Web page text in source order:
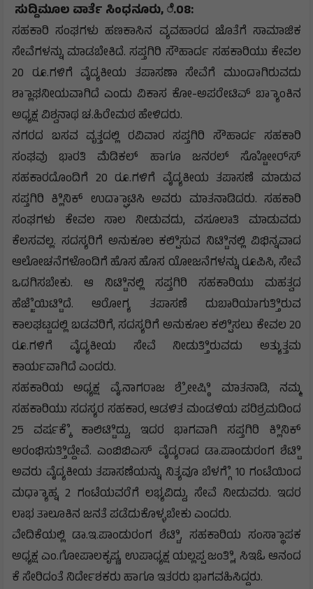
ಸುದ್ದಿಮೂಲ ವಾರ್ತೆ ಸಿಂಧನೂರು, ೆ.08:
ಸಹಕಾರಿ ಸಂಘಗಳು ಹಣಕಾಸಿನ ವ್ಯವಹಾರದ ಜೊತೆಗೆ ಸಾಮಾಜಿಕ
ಸೇವೆಗಳನ್ನು ಮಾಡಬೇಕಿದೆ. ಸಪ್ತಗಿರಿ ಸೌಹಾರ್ದ ಸಹಕಾರಿಯು ಕೇವಲ
20 ರೂ.ಗಳಿಗೆ ವೈದ್ಯಕೀಯ ತಪಾಸಣಾ ಸೇವೆಗೆ ಮುಂದಾಗಿರುವದು
ಶ್ಲಾಾಘನೀಯವಾಗಿದೆ ಎಂದು ವಿಕಾಸ ಕೋ-ಅಪರೇಟಿವ್ ಬ್ಯಾಾಂಕಿನ
ಅಧ್ಯಕ್ಷ ವಿಶ್ವನಾಥ ಚ.ಹಿರೇಮಠ ಹೇಳಿದರು.
ನಗರದ ಬಸವ ವೃತ್ತದಲ್ಲಿ ರವಿವಾರ ಸಪ್ತಗಿರಿ ಸೌಹಾರ್ದ ಸಹಕಾರಿ
ಸಂಘವು ಭಾರತಿ ಮೆಡಿಕಲ್ ಹಾಗೂ ಜನರಲ್ ಸ್ಟೋೋರ್‌ಸ್‌
ಸಹಕಾರದೊಂದಿಗೆ 20 ರೂ.ಗಳಿಗೆ ವೈದ್ಯಕೀಯ ತಪಾಸಣೆ ಮಾಡುವ
ಸಪ್ತಗಿರಿ ಕ್ಲಿಿನಿಕ್ ಉದ್ಘಾಾಟಿಸಿ ಅವರು ಮಾತನಾಡಿದರು. ಸಹಕಾರಿ
ಸಂಘಗಳು ಕೇವಲ ಸಾಲ ನೀಡುವದು, ವಸೂಲಾತಿ ಮಾಡುವದು
ಕೆಲಸವಲ್ಲ. ಸದಸ್ಯರಿಗೆ ಅನುಕೂಲ ಕಲ್ಪಿಿಸುವ ನಿಟ್ಟಿಿನಲ್ಲಿ ವಿಭಿನ್ನವಾದ
ಆಲೋಚನೆಗಳೊಂದಿಗೆ ಹೊಸ ಹೊಸ ಯೋಜನೆಗಳನ್ನು ರೂಪಿಸಿ, ಸೇವೆ
ಒದಗಿಸಬೇಕು. ಆ ನಿಟ್ಟಿಿನಲ್ಲಿ ಸಪ್ತಗಿರಿ ಸಹಕಾರಿಯು ಮಹತ್ವದ
ಹೆಜ್ಜೆೆಯಿಟ್ಟಿಿದೆ. ಆರೋಗ್ಯ ತಪಾಸಣೆ ದುಬಾರಿಯಾಗುತ್ತಿಿರುವ
ಕಾಲಘಟ್ಟದಲ್ಲಿ ಬಡವರಿಗೆ, ಸದಸ್ಯರಿಗೆ ಅನುಕೂಲ ಕಲ್ಪಿಿಸಲು ಕೇವಲ 20
ರೂ.ಗಳಿಗೆ ವೈದ್ಯಕೀಯ ಸೇವೆ ನೀಡುತ್ತಿಿರುವದು ಅತ್ಯುತ್ತಮ
ಕಾರ್ಯವಾಗಿದೆ ಎಂದರು.
ಸಹಕಾರಿಯ ಅಧ್ಯಕ್ಷ ವೈ.ನಾಗರಾಜ ಶ್ರೇೇಷ್ಠಿಿ ಮಾತನಾಡಿ, ನಮ್ಮ
ಸಹಕಾರಿಯು ಸದಸ್ಯರ ಸಹಕಾರ, ಆಡಳಿತ ಮಂಡಳಿಯ ಪರಿಶ್ರಮದಿಂದ
25 ವರ್ಷಕ್ಕೆೆ ಕಾಲಿಟ್ಟಿಿದ್ದು, ಇದರ ಭಾಗವಾಗಿ ಸಪ್ತಗಿರಿ ಕ್ಲಿಿನಿಕ್
ಅರಂಭಿಸುತ್ತಿಿದ್ದೇವೆ. ಎಂಬಿಬಿಎಸ್ ವೈದ್ಯರಾದ ಡಾ.ಪಾಂಡುರಂಗ ಶೆಟ್ಟಿಿ
ಅವರು ವೈದ್ಯಕೀಯ ತಪಾಸಣೆಯನ್ನು ನಿತ್ಯವೂ ಬೆಳಗ್ಗೆೆ 10 ಗಂಟೆಯಿಂದ
ಮಧ್ಯಾಾಹ್ನ 2 ಗಂಟೆಯವರೆಗೆ ಲಭ್ಯವಿದ್ದು, ಸೇವೆ ನೀಡುವರು. ಇದರ
ಲಾಭ ತಾಲೂಕಿನ ಜನತೆ ಪಡೆದುಕೊಳ್ಳಬೇಕು ಎಂದರು.
ವೇದಿಕೆಯಲ್ಲಿ ಡಾ.ಇ.ಪಾಂಡುರಂಗ ಶೆಟ್ಟಿಿ, ಸಹಕಾರಿಯ ಸಂಸ್ಥಾಾಪಕ
ಅಧ್ಯಕ್ಷ ಎಂ.ಗೋಪಾಲಕೃಷ್ಣ, ಉಪಾಧ್ಯಕ್ಷ ಯಲ್ಲಪ್ಪ ಜಂತ್ಲಿಿ, ಸಿಇಓ ಆನಂದ
ಕೆ ಸೇರಿದಂತೆ ನಿರ್ದೇಶಕರು ಹಾಗೂ ಇತರರು ಭಾಗವಹಿಸಿದ್ದರು.